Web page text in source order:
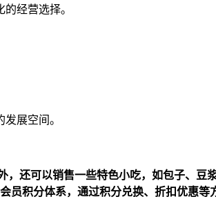
经营选择。
展空间。
还可以销售一些特色小吃，如包子、豆
员积分体系，通过积分兑换、折扣优惠等